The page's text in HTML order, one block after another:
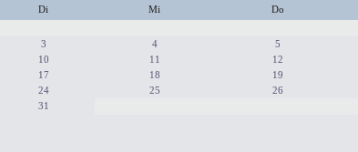
Di Mi Do
3 4 5
10 11 12
17 18 19
24 25 26
31